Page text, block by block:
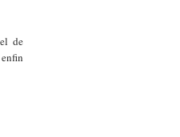
de